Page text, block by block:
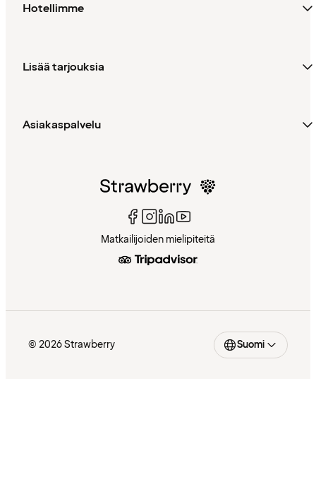
Hotellimme
Lisää tarjouksia
Asiakaspalvelu
Matkailijoiden mielipiteitä
© 2026 Strawberry Suomi